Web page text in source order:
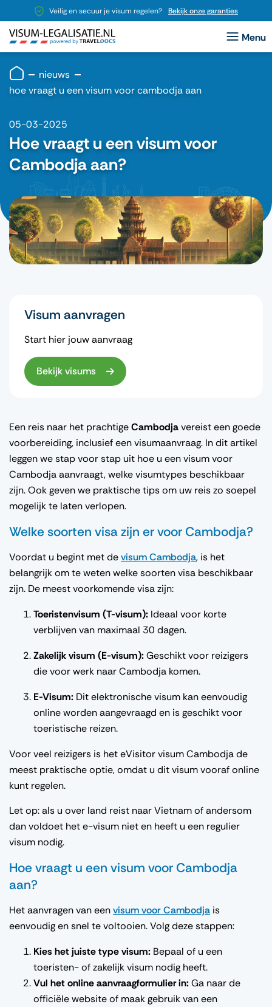
Veilig en secuur je visum regelen? Bekijk onze garanties
nieuws
hoe vraagt u een visum voor cambodja aan
05-03-2025
Hoe vraagt u een visum voor
Cambodja aan?
Visum aanvragen
Start hier jouw aanvraag
Bekijk visums
Een reis naar het prachtigeCambodjavereisteengoede
voorbereiding, inclusiefeenvisumaanvraag. Inditartikel
leggenwestapvoorstap uit hoe u eenvisumvoor
Cambodjaaanvraagt,welkevisumtypes beschikbaar
zijn. Ookgevenwe praktischetips om uw reis zo soepel
mogelijkte latenverlopen.
Welke soorten visazijn ervoor Cambodja?
Voordat u begint met devisumCambodja, is het
belangrijkomtewetenwelkesoortenvisa beschikbaar
zijn. De meestvoorkomendevisazijn:
Toeristenvisum (T-visum): Ideaal voor korte
verblijvenvan maximaal 30 dagen.
Zakelijkvisum (E-visum):Geschiktvoor reizigers
dievoorwerk naarCambodja komen.
E-Visum: Ditelektronischevisum kaneenvoudig
onlinewordenaangevraagd en isgeschiktvoor
toeristische reizen.
Voorveel reizigers is heteVisitorvisumCambodjade
meest praktischeoptie,omdat u ditvisumvoorafonline
kunt regelen.
Let op: als u over land reist naar Vietnam of andersom
dan voldoet het e-visum niet en heeft u een regulier
visum nodig.
Hoe vraagt u een visum voor Cambodja
aan?
HetaanvragenvaneenvisumvoorCambodja is
eenvoudigensnel tevoltooien.Volgdezestappen:
Kies hetjuistetypevisum: Bepaal of u een
toeristen- ofzakelijkvisum nodig heeft.
Vul het onlineaanvraagformulierin:Ga naarde
officiëlewebsite of maakgebruikvaneen